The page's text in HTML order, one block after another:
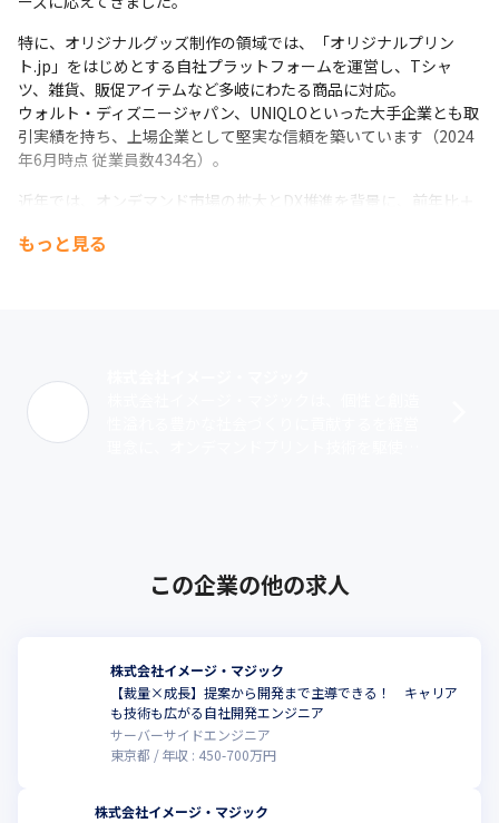
特に、オリジナルグッズ制作の領域では、「オリジナルプリン
ト.jp」をはじめとする自社プラットフォームを運営し、Tシャ
ツ、雑貨、販促アイテムなど多岐にわたる商品に対応。
ウォルト・ディズニージャパン、UNIQLOといった大手企業とも取
引実績を持ち、上場企業として堅実な信頼を築いています（2024
年6月時点 従業員数434名）。
近年では、オンデマンド市場の拡大とDX推進を背景に、前年比＋
生産から出荷までを最適化するクラウド型システム「ODPS」な
ます。
もっと見る
この企業の他の求人
株式会社イメージ・マジック
【裁量×成長】提案から開発まで主導できる！ キャリア
も技術も広がる自社開発エンジニア
サーバーサイドエンジニア
東京都
年収 : 450-700万円
株式会社イメージ・マジック